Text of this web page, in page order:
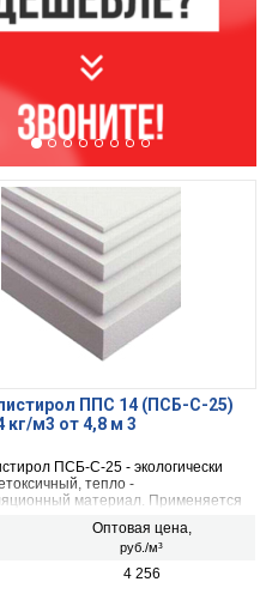
ППС 14 (ПСБ-С-25)
кг/м3 от 4,8 м 3
ПСБ-С-25 - экологически
тепло -
материал. Применяется
экономичный, удобный в
обладающий низкой степенью
и паропроницаемости.
Оптовая цена,
руб./м³
4 256